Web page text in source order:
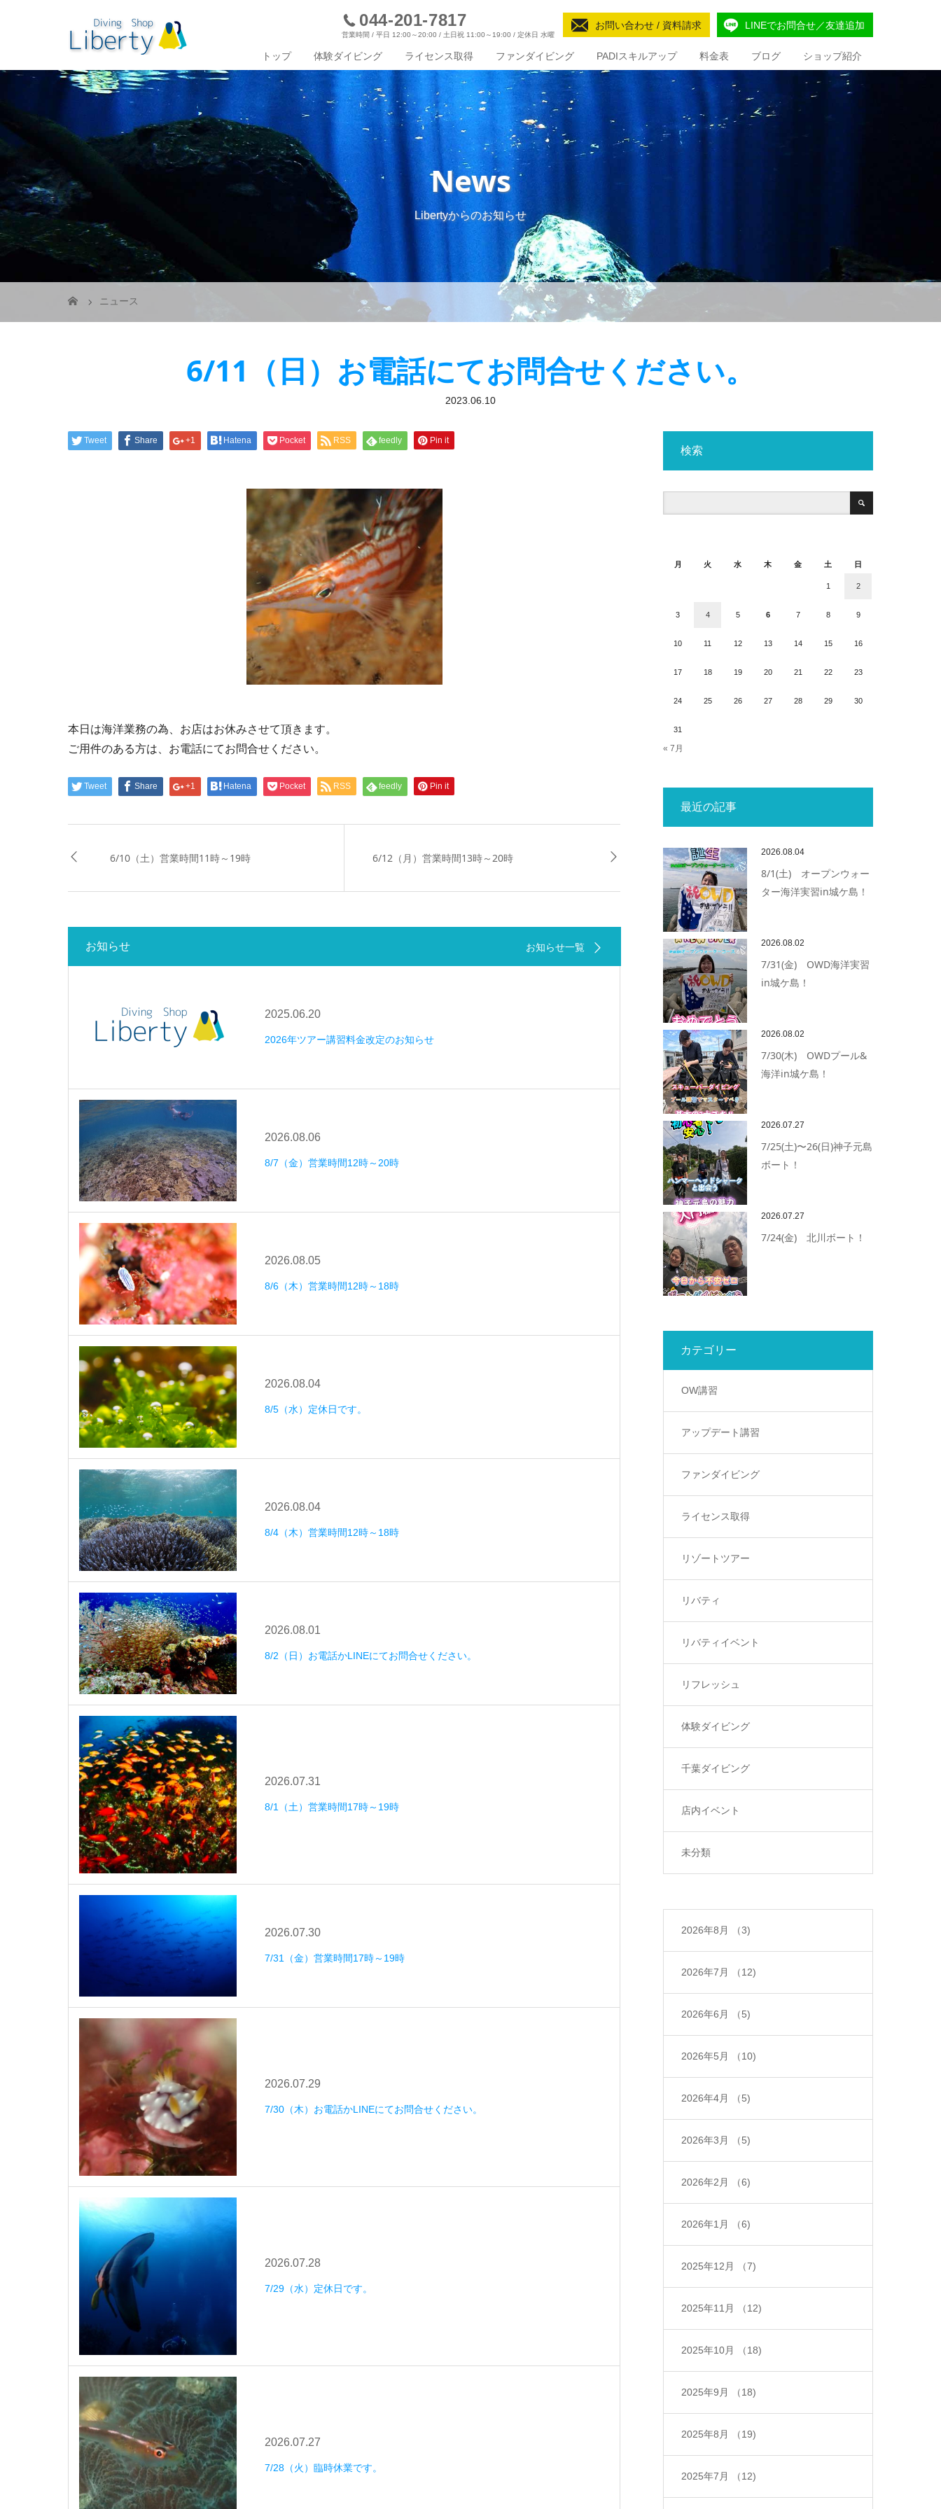
044-201-7817
営業時間 / 平日 12:00～20:00 / 土日祝 11:00～19:00 / 定休日 水曜
お問い合わせ / 資料請求 LINEでお問合せ／友達追加
トップ 体験ダイビング ライセンス取得 ファンダイビング PADIスキルアップ 料金表 ブログ ショップ紹介
News
Libertyからのお知らせ
ニュース
6/11（日）お電話にてお問合せください。
2023.06.10
Tweet Share +1 Hatena Pocket RSS feedly Pin it
本日は海洋業務の為、お店はお休みさせて頂きます。
ご用件のある方は、お電話にてお問合せください。
Tweet Share +1 Hatena Pocket RSS feedly Pin it
6/10（土）営業時間11時～19時 6/12（月）営業時間13時～20時
お知らせ お知らせ一覧
2025.06.20
2026年ツアー講習料金改定のお知らせ
2026.08.06
8/7（金）営業時間12時～20時
2026.08.05
8/6（木）営業時間12時～18時
2026.08.04
8/5（水）定休日です。
2026.08.04
8/4（木）営業時間12時～18時
2026.08.01
8/2（日）お電話かLINEにてお問合せください。
2026.07.31
8/1（土）営業時間17時～19時
2026.07.30
7/31（金）営業時間17時～19時
2026.07.29
7/30（木）お電話かLINEにてお問合せください。
2026.07.28
7/29（水）定休日です。
2026.07.27
7/28（火）臨時休業です。
検索
月
火 水 木 金 土 日
1 2
3 4 5 6 7 8 9
10 11 12 13 14 15 16
17 18 19 20 21 22 23
24 25 26 27 28 29 30
31
« 7月
最近の記事
2026.08.04
8/1(土) オープンウォー
ター海洋実習in城ケ島！
2026.08.02
7/31(金) OWD海洋実習
in城ケ島！
2026.08.02
7/30(木) OWDプール&
海洋in城ケ島！
2026.07.27
7/25(土)〜26(日)神子元島
ボート！
2026.07.27
7/24(金) 北川ボート！
カテゴリー
OW講習
アップデート講習
ファンダイビング
ライセンス取得
リゾートツアー
リバティ
リバティイベント
リフレッシュ
体験ダイビング
千葉ダイビング
店内イベント
未分類
2026年8月 （3)
2026年7月 （12)
2026年6月 （5)
2026年5月 （10)
2026年4月 （5)
2026年3月 （5)
2026年2月 （6)
2026年1月 （6)
2025年12月 （7)
2025年11月 （12)
2025年10月 （18)
2025年9月 （18)
2025年8月 （19)
2025年7月 （12)